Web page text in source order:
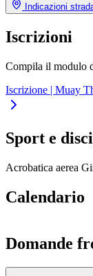
Indicazioni
Iscrizioni
Compila il modulo
Iscrizione | Muay
Sport e
Acrobatica aerea
Calendario
Domande